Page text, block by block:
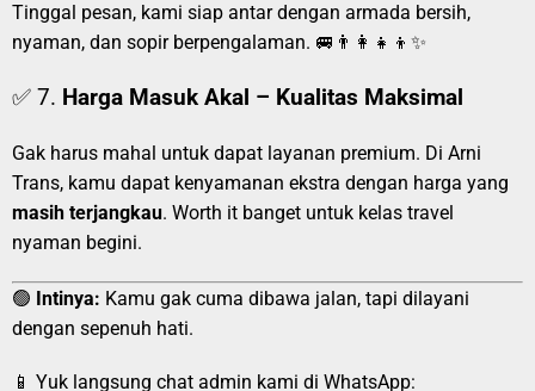
Tinggal pesan, kami siap antar dengan armada bersih,
nyaman, dan sopir berpengalaman. 🚐👨‍👩‍👧‍👦✨
✅ 7. Harga Masuk Akal – Kualitas Maksimal
Gak harus mahal untuk dapat layanan premium. Di Arni
Trans, kamu dapat kenyamanan ekstra dengan harga yang
masih terjangkau. Worth it banget untuk kelas travel
nyaman begini.
🟢 Intinya: Kamu gak cuma dibawa jalan, tapi dilayani
dengan sepenuh hati.
📱 Yuk langsung chat admin kami di WhatsApp: